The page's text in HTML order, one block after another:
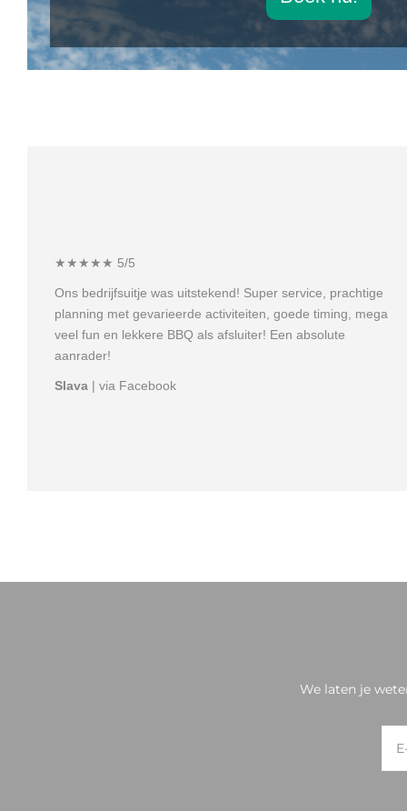
★★★★★ 5/5
Ons bedrijfsuitje was uitstekend! Super service, prachtige
planning met gevarieerde activiteiten, goede timing, mega
veel fun en lekkere BBQ als afsluiter! Een absolute
aanrader!
Slava | via Facebook
We laten je